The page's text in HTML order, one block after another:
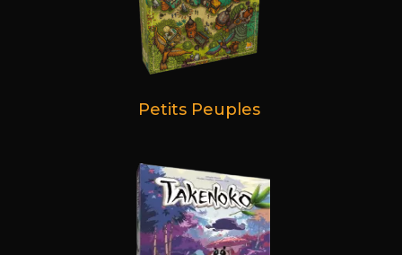
Petits Peuples